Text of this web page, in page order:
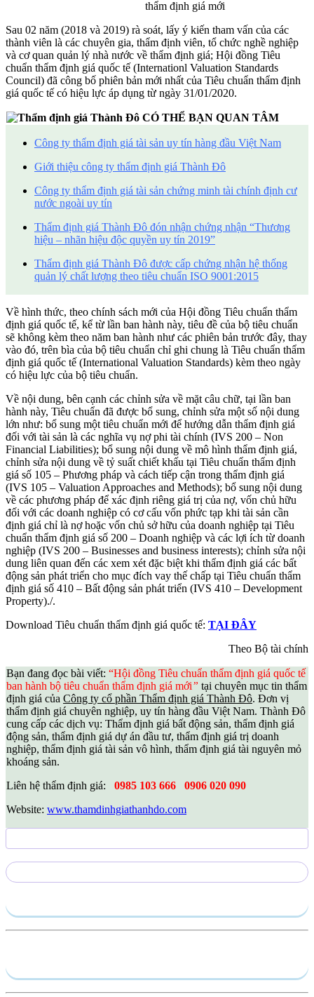
thẩm định giá mới
Sau 02 năm (2018 và 2019) rà soát, lấy ý kiến tham vấn của các
thành viên là các chuyên gia, thẩm định viên, tổ chức nghề nghiệp
và cơ quan quản lý nhà nước về thẩm định giá; Hội đồng Tiêu
chuẩn thẩm định giá quốc tế (Internationl Valuation Standards
Council) đã công bố phiên bản mới nhất của Tiêu chuẩn thẩm định
giá quốc tế có hiệu lực áp dụng từ ngày 31/01/2020.
CÓ THỂ BẠN QUAN TÂM
Công ty thẩm định giá tài sản uy tín hàng đầu Việt Nam
Giới thiệu công ty thẩm định giá Thành Đô
Công ty thẩm định giá tài sản chứng minh tài chính định cư
nước ngoài uy tín
Thẩm định giá Thành Đô đón nhận chứng nhận “Thương
hiệu – nhãn hiệu độc quyền uy tín 2019”
Thẩm định giá Thành Đô được cấp chứng nhận hệ thống
quản lý chất lượng theo tiêu chuẩn ISO 9001:2015
Về hình thức, theo chính sách mới của Hội đồng Tiêu chuẩn thẩm
định giá quốc tế, kể từ lần ban hành này, tiêu đề của bộ tiêu chuẩn
sẽ không kèm theo năm ban hành như các phiên bản trước đây, thay
vào đó, trên bìa của bộ tiêu chuẩn chỉ ghi chung là Tiêu chuẩn thẩm
định giá quốc tế (International Valuation Standards) kèm theo ngày
có hiệu lực của bộ tiêu chuẩn.
Về nội dung, bên cạnh các chỉnh sửa về mặt câu chữ, tại lần ban
hành này, Tiêu chuẩn đã được bổ sung, chỉnh sửa một số nội dung
lớn như: bổ sung một tiêu chuẩn mới để hướng dẫn thẩm định giá
đối với tài sản là các nghĩa vụ nợ phi tài chính (IVS 200 – Non
Financial Liabilities); bổ sung nội dung về mô hình thẩm định giá,
chỉnh sửa nội dung về tỷ suất chiết khấu tại Tiêu chuẩn thẩm định
giá số 105 – Phương pháp và cách tiếp cận trong thẩm định giá
(IVS 105 – Valuation Approaches and Methods); bổ sung nội dung
về các phương pháp để xác định riêng giá trị của nợ, vốn chủ hữu
đối với các doanh nghiệp có cơ cấu vốn phức tạp khi tài sản cần
định giá chỉ là nợ hoặc vốn chủ sở hữu của doanh nghiệp tại Tiêu
chuẩn thẩm định giá số 200 – Doanh nghiệp và các lợi ích từ doanh
nghiệp (IVS 200 – Businesses and business interests); chỉnh sửa nội
dung liên quan đến các xem xét đặc biệt khi thẩm định giá các bất
động sản phát triển cho mục đích vay thế chấp tại Tiêu chuẩn thẩm
định giá số 410 – Bất động sản phát triển (IVS 410 – Development
Property)./.
Download Tiêu chuẩn thẩm định giá quốc tế: TẠI ĐÂY
Theo Bộ tài chính
Bạn đang đọc bài viết: “Hội đồng Tiêu chuẩn thẩm định giá quốc tế
ban hành bộ tiêu chuẩn thẩm định giá mới” tại chuyên mục tin thẩm
định giá của Công ty cổ phần Thẩm định giá Thành Đô. Đơn vị
thẩm định giá chuyên nghiệp, uy tín hàng đầu Việt Nam. Thành Đô
cung cấp các dịch vụ: Thẩm định giá bất động sản, thẩm định giá
động sản, thẩm định giá dự án đầu tư, thẩm định giá trị doanh
nghiệp, thẩm định giá tài sản vô hình, thẩm định giá tài nguyên mỏ
khoáng sản.
Liên hệ thẩm định giá:
0985 103 666
0906 020 090
Website: www.thamdinhgiathanhdo.com